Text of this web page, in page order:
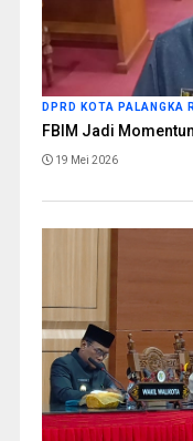
DPRD KOTA PALANGKA
FBIM Jadi
19 Mei 2026